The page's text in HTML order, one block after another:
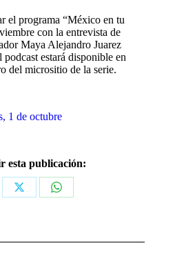
el programa “México en tu
con la entrevista de
Maya Alejandro Juarez
estará disponible en
del micrositio de la serie.
1 de octubre
esta publicación:
Share
Share